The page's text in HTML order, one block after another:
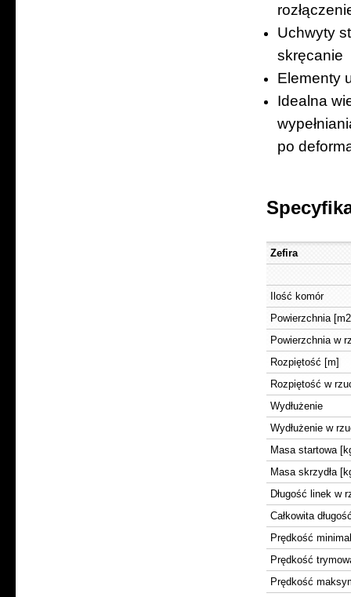
Uchwyty
skręcanie
Elementy
Idealna
po
Zefira
Ilość komór
Powierzchnia
Powierzchnia w
Rozpiętość [m]
Rozpiętość w
Wydłużenie
Wydłużenie w
Masa startowa
Masa skrzydła
Długość linek w
Całkowita
Prędkość
Prędkość
Prędkość